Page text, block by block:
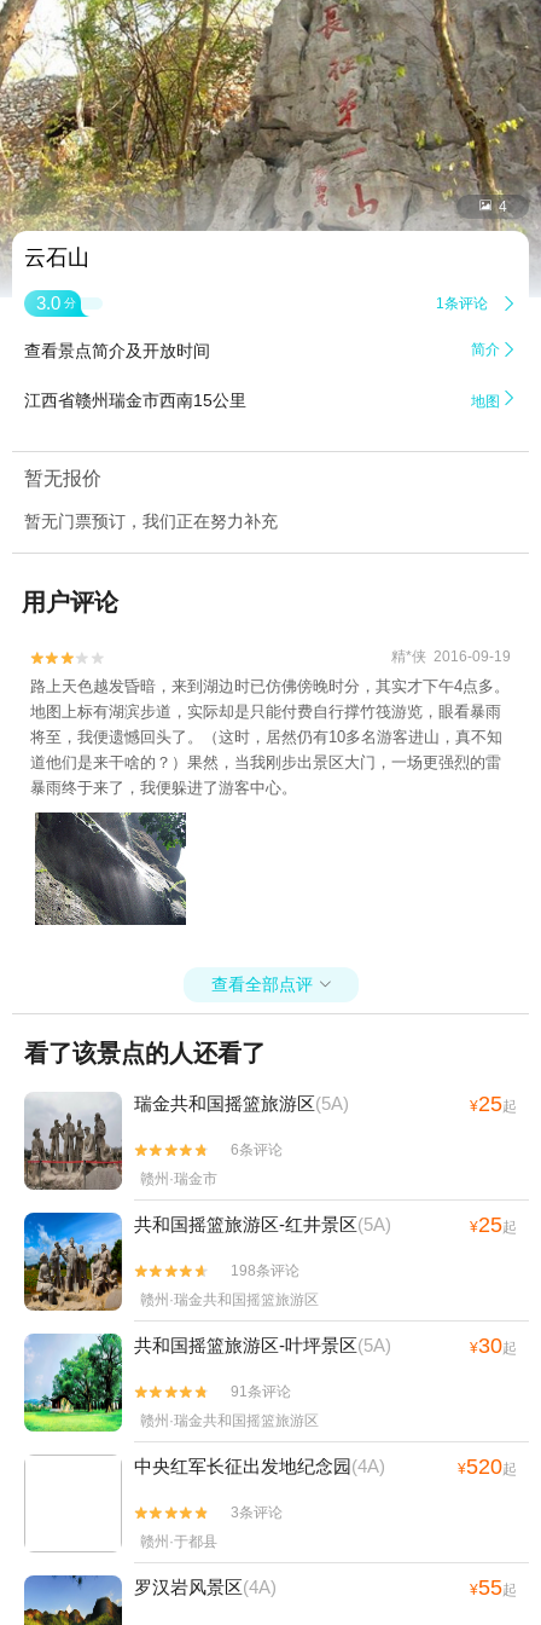
 4
云石山
3.0 分 1条评论 
查看景点简介及开放时间 简介 
江西省赣州瑞金市西南15公里 地图 
暂无报价
暂无门票预订，我们正在努力补充
用户评论

 精*侠 2016-09-19
路上天色越发昏暗，来到湖边时已仿佛傍晚时分，其实才下午4点多。
地图上标有湖滨步道，实际却是只能付费自行撑竹筏游览，眼看暴雨
将至，我便遗憾回头了。（这时，居然仍有10多名游客进山，真不知
道他们是来干啥的？）果然，当我刚步出景区大门，一场更强烈的雷
暴雨终于来了，我便躲进了游客中心。
查看全部点评 
看了该景点的人还看了
瑞金共和国摇篮旅游区(5A) ¥25起


6条评论
赣州·瑞金市
共和国摇篮旅游区-红井景区(5A) ¥25起


198条评论
赣州·瑞金共和国摇篮旅游区
共和国摇篮旅游区-叶坪景区(5A) ¥30起


91条评论
赣州·瑞金共和国摇篮旅游区
中央红军长征出发地纪念园(4A) ¥520起


3条评论
赣州·于都县
罗汉岩风景区(4A) ¥55起
